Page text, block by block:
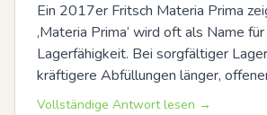
Ein 2017er Fritsch Materia Prima
‚Materia Prima‘ wird oft als Name
Lagerfähigkeit. Bei sorgfältiger
kräftigere Abfüllungen länger,
Vollständige Antwort lesen →